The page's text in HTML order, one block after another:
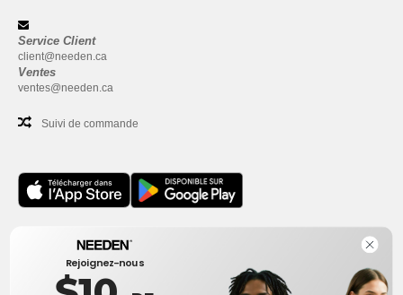
Service Client
client@needen.ca
Ventes
ventes@needen.ca
Suivi de commande
Bureau
One Dundas Street West Suite 2500
Toronto, Ontario, M5G 1Z3
Rejoignez-nous